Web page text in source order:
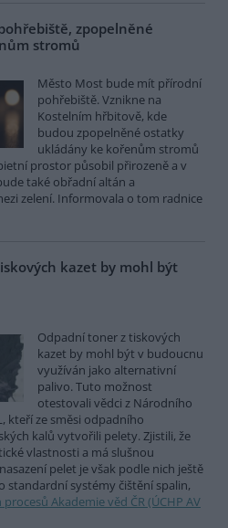
zpopelněné
stromů
Město Most bude mít přírodní
pohřebiště. Vznikne na
Kostelním hřbitově, kde
budou zpopelněné ostatky
ukládány ke kořenům stromů
prostor působil přirozeně a v
také obřadní altán a
zelení. Informovala o tom radnice
kazet by mohl být
Odpadní toner z tiskových
kazet by mohl být v budoucnu
využíván jako alternativní
palivo. Tuto možnost
otestovali vědci z Národního
kteří ze směsi odpadního
kalů vytvořili pelety. Zjistili, že
vlastnosti a má slušnou
pelet je však podle nich ještě
standardní systémy čištění spalin,
Akademie věd ČR (ÚCHP AV